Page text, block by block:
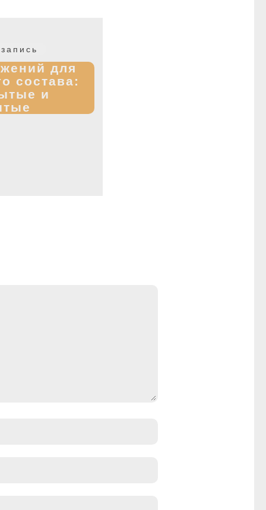
запись:
для
состава:
и